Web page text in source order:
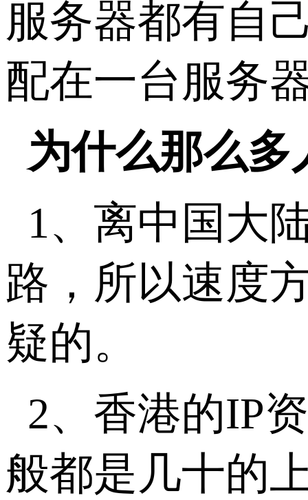
服务器都有自
配在一台服务
为什么那么
1、 离中国大
路 ，所以速度
疑的。
2、香港的IP
般都是几十的